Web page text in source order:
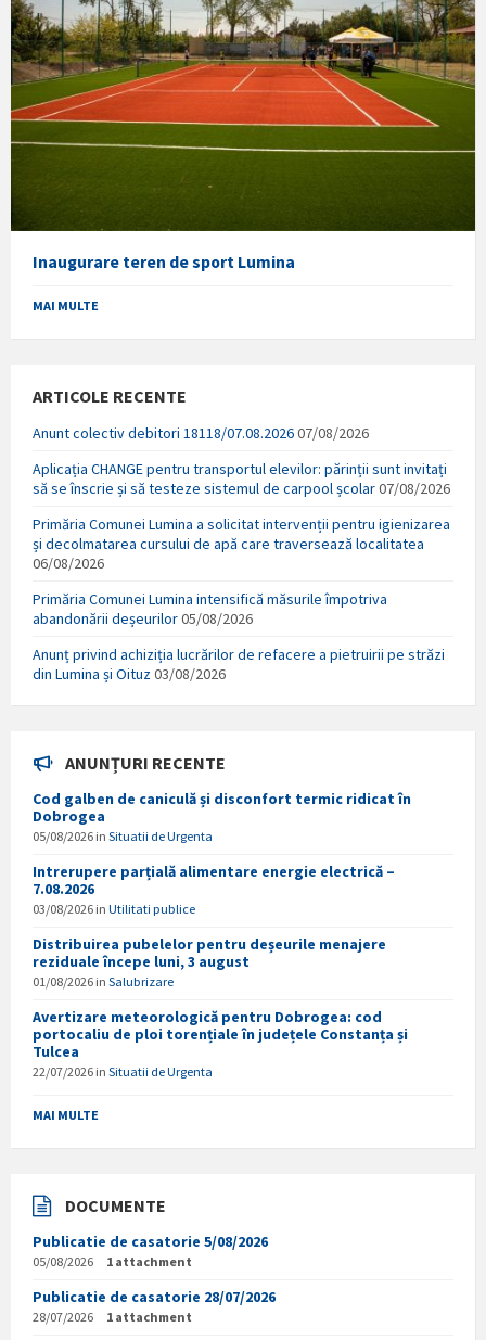
Inaugurare teren de sport Lumina
MAI MULTE
ARTICOLE RECENTE
Anunt colectiv debitori 18118/07.08.202607/08/2026
Aplicația CHANGE pentru transportul elevilor: părinții sunt invitați
să se înscrie și să testeze sistemul de carpool școlar07/08/2026
Primăria Comunei Lumina a solicitat intervenții pentru igienizarea
și decolmatarea cursului de apă care traversează localitatea
06/08/2026
Primăria Comunei Lumina intensifică măsurile împotriva
abandonării deșeurilor05/08/2026
Anunț privind achiziția lucrărilor de refacere a pietruirii pe străzi
din Lumina și Oituz 03/08/2026
ANUNȚURI RECENTE
Cod galben de caniculă și disconfort termic ridicat în
Dobrogea
05/08/2026 in Situatii de Urgenta
Intrerupere parțială alimentare energie electrică –
7.08.2026
03/08/2026 in Utilitati publice
Distribuirea pubelelor pentru deșeurile menajere
reziduale începe luni, 3 august
01/08/2026 in Salubrizare
Avertizare meteorologică pentru Dobrogea: cod
portocaliu de ploi torențiale în județele Constanța și
Tulcea
22/07/2026 in Situatii de Urgenta
MAI MULTE
DOCUMENTE
Publicatie de casatorie 5/08/2026
05/08/2026 1 attachment
Publicatie de casatorie 28/07/2026
28/07/2026 1 attachment